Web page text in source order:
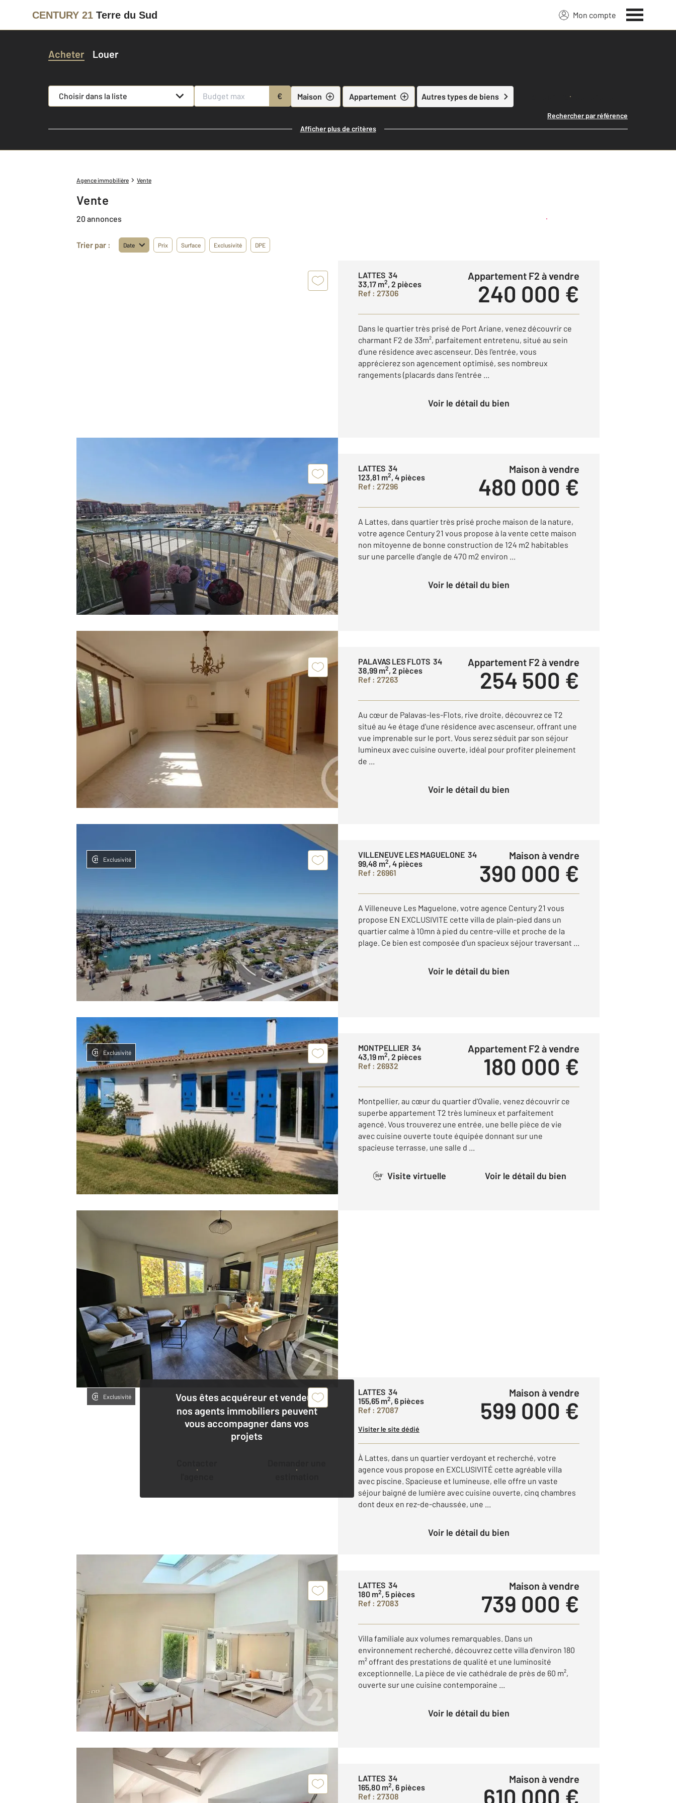
CENTURY 21 Terre du Sud Mon compte
Acheter Louer
Choisir dans la liste € Maison Appartement Autres types de biens Lancer ma recherche
Rechercher par référence
Afficher plus de critères
Agence immobilière Vente
Vente
20 annonces Créer une alerte
Trier par : Date Prix Surface Exclusivité DPE
LATTES 34
33,17 m2, 2 pièces
Ref : 27306
Appartement F2 à vendre
240 000 €
Dans le quartier très prisé de Port Ariane, venez découvrir ce
charmant F2 de 33m², parfaitement entretenu, situé au sein
d'une résidence avec ascenseur. Dès l'entrée, vous
apprécierez son agencement optimisé, ses nombreux
rangements (placards dans l'entrée ...
Voir le détail du bien
LATTES 34
123,81 m2, 4 pièces
Ref : 27296
Maison à vendre
480 000 €
A Lattes, dans quartier très prisé proche maison de la nature,
votre agence Century 21 vous propose à la vente cette maison
non mitoyenne de bonne construction de 124 m2 habitables
sur une parcelle d'angle de 470 m2 environ ...
Voir le détail du bien
PALAVAS LES FLOTS 34
38,99 m2, 2 pièces
Ref : 27263
Appartement F2 à vendre
254 500 €
Au cœur de Palavas-les-Flots, rive droite, découvrez ce T2
situé au 4e étage d'une résidence avec ascenseur, offrant une
vue imprenable sur le port. Vous serez séduit par son séjour
lumineux avec cuisine ouverte, idéal pour profiter pleinement
de ...
Voir le détail du bien
Exclusivité
VILLENEUVE LES MAGUELONE 34
99,48 m2, 4 pièces
Ref : 26961
Maison à vendre
390 000 €
A Villeneuve Les Maguelone, votre agence Century 21 vous
propose EN EXCLUSIVITE cette villa de plain-pied dans un
quartier calme à 10mn à pied du centre-ville et proche de la
plage. Ce bien est composée d'un spacieux séjour traversant ...
Voir le détail du bien
Exclusivité
MONTPELLIER 34
43,19 m2, 2 pièces
Ref : 26932
Appartement F2 à vendre
180 000 €
Montpellier, au cœur du quartier d'Ovalie, venez découvrir ce
superbe appartement T2 très lumineux et parfaitement
agencé. Vous trouverez une entrée, une belle pièce de vie
avec cuisine ouverte toute équipée donnant sur une
spacieuse terrasse, une salle d ...
360° Visite virtuelle Voir le détail du bien
Vous êtes acquéreur et vendeur,
nos agents immobiliers peuvent
vous accompagner dans vos
projets
Exclusivité
LATTES 34
155,65 m2, 6 pièces
Ref : 27087
Maison à vendre
599 000 €
Visiter le site dédié
À Lattes, dans un quartier verdoyant et recherché, votre
agence vous propose en EXCLUSIVITÉ cette agréable villa
avec piscine. Spacieuse et lumineuse, elle offre un vaste
séjour baigné de lumière avec cuisine ouverte, cinq chambres
dont deux en rez-de-chaussée, une ...
Voir le détail du bien
LATTES 34
180 m2, 5 pièces
Ref : 27083
Maison à vendre
739 000 €
Villa familiale aux volumes remarquables. Dans un
environnement recherché, découvrez cette villa d'environ 180
m² offrant des prestations de qualité et une luminosité
exceptionnelle. La pièce de vie cathédrale de près de 60 m²,
ouverte sur une cuisine contemporaine ...
Voir le détail du bien
LATTES 34
165,80 m2, 6 pièces
Ref : 27308
Maison à vendre
610 000 €